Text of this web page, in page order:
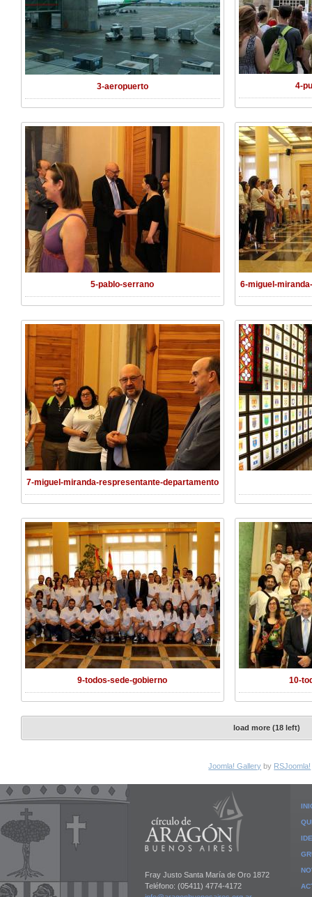
3-aeropuerto 4-
5-pablo-serrano 6-miguel-
7-miguel-miranda-respresentante-departamento
9-todos-sede-gobierno 10-
load more (18 left)
Joomla! Gallery by RSJoomla!
Fray Justo Santa María de Oro 1872
Teléfono: (05411) 4774-4172